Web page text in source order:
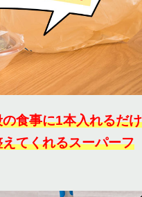
食事に1本入れるだけ
てくれるスーパーフ